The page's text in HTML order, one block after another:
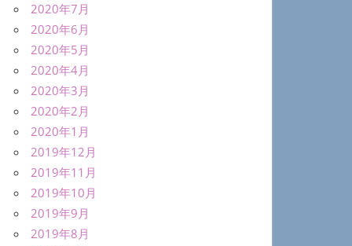
2020年7月
2020年6月
2020年5月
2020年4月
2020年3月
2020年2月
2020年1月
2019年12月
2019年11月
2019年10月
2019年9月
2019年8月